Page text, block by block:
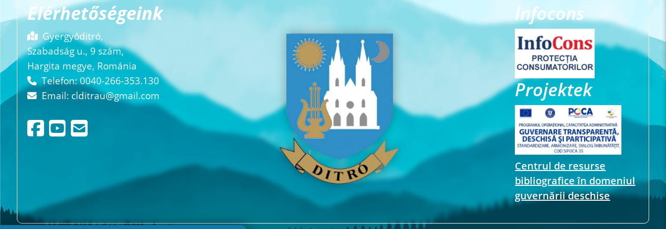
Elérhetőségeink
Gyergyóditró,
Szabadság u., 9 szám,
Hargita megye, Románia
Telefon: 0040-266-353.130
Email: clditrau@gmail.com
Infocons
Projektek
Centrul de resurse
bibliografice în domeniul
guvernării deschise